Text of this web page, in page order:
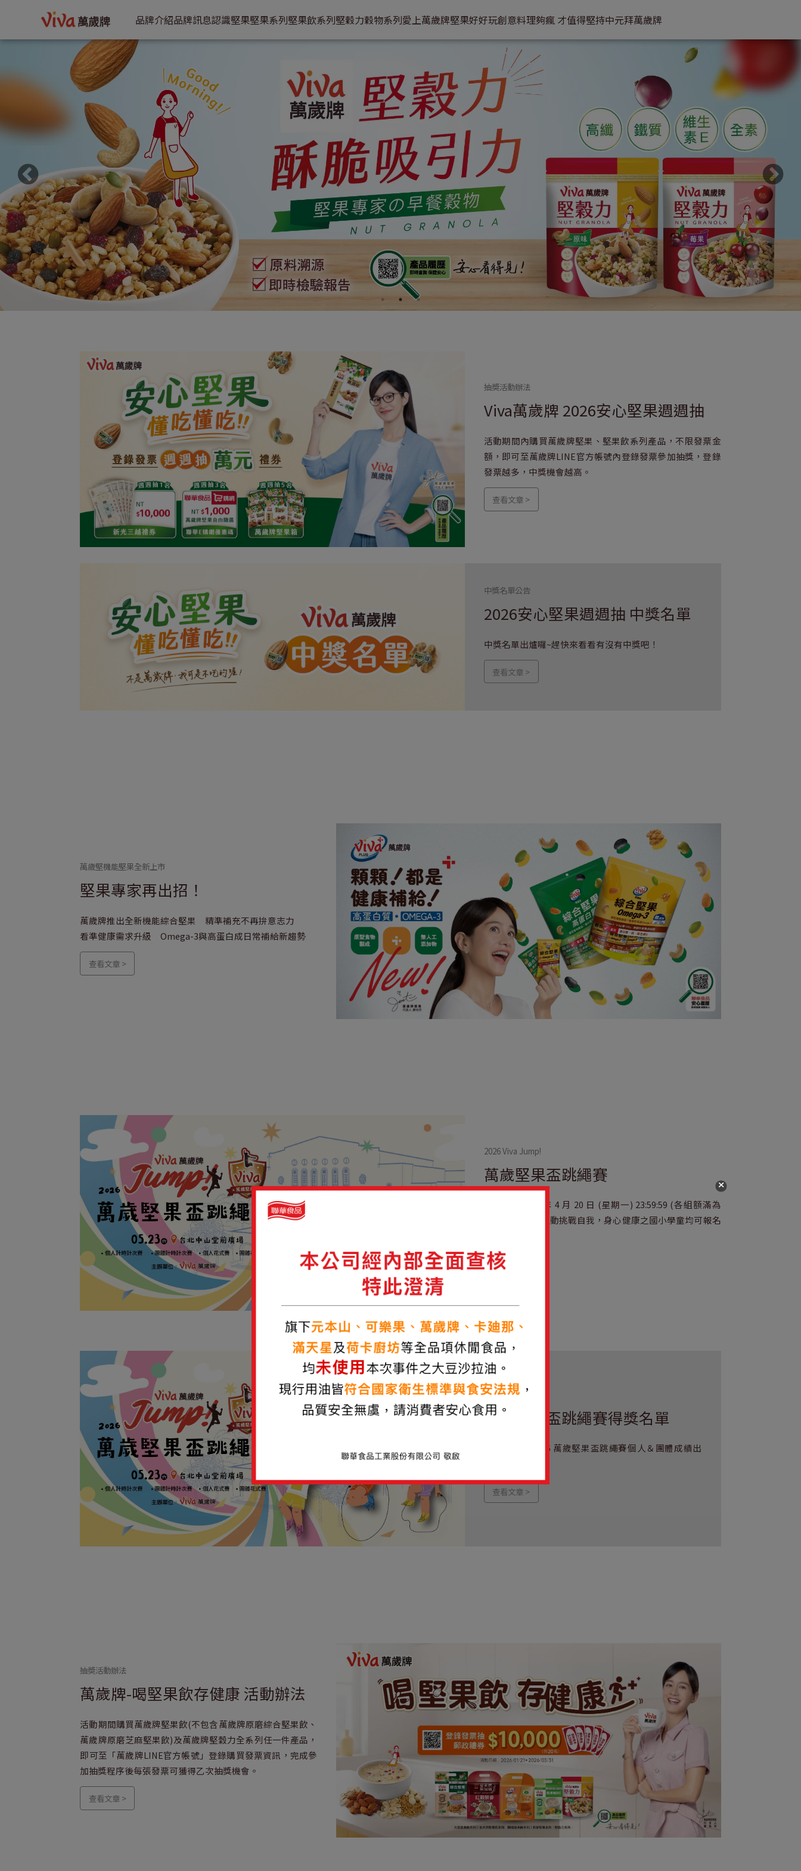
品牌介紹品牌訊息認識堅果堅果系列堅果飲系列堅穀力穀物系列愛上萬歲牌堅果好好玩創意料理夠瘋 才值得堅持中元拜萬歲牌
抽奬活動辦法
Viva萬歲牌 2026安心堅果週週抽
活動期間內購買萬歲牌堅果、堅果飲系列產品，不限發票金
額，即可至萬歲牌LINE官方帳號內登錄發票參加抽獎，登錄
發票越多，中獎機會越高。
查看文章 >
中獎名單公告
2026安心堅果週週抽 中獎名單
中獎名單出爐囉~趕快來看看有沒有中獎吧！
查看文章 >
萬歲堅機能堅果全新上市
堅果專家再出招！
萬歲牌推出全新機能綜合堅果 精準補充不再拚意志力
看準健康需求升級 Omega-3與高蛋白成日常補給新趨勢
查看文章 >
2026 Viva Jump!
萬歲堅果盃跳繩賽
即日起至2026 年 4 月 20 日 (星期一) 23:59:59 (各組額滿為
止)，全國熱愛運動挑戰自我，身心健康之國小學童均可報名
查看文章 >
2026 Viva Jump!
萬歲堅果盃跳繩賽得獎名單
Let's Jump!2026 萬歲堅果盃跳繩賽個人＆團體成績出
查看文章 >
抽奬活動辦法
萬歲牌-喝堅果飲存健康 活動辦法
活動期間購買萬歲牌堅果飲(不包含萬歲牌原磨綜合堅果飲、
萬歲牌原磨芝麻堅果飲)及萬歲牌堅穀力全系列任一件產品，
即可至「萬歲牌LINE官方帳號」登錄購買發票資訊，完成參
加抽獎程序後每張發票可獲得乙次抽獎機會。
查看文章 >